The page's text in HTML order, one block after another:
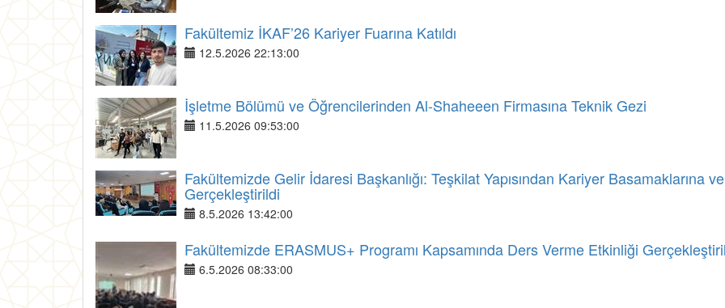
Fakültemiz İKAF’26 Kariyer Fuarına Katıldı
12.5.2026 22:13:00
İşletme Bölümü ve Öğrencilerinden Al-Shaheeen Firmasına Teknik Gezi
11.5.2026 09:53:00
Fakültemizde Gelir İdaresi Başkanlığı: Teşkilat Yapısından Kariyer Basamaklarına
Gerçekleştirildi
8.5.2026 13:42:00
Fakültemizde ERASMUS+ Programı Kapsamında Ders Verme Etkinliği
6.5.2026 08:33:00